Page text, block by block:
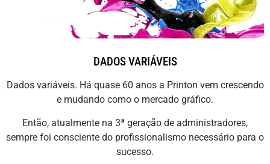
DADOS VARIÁVEIS
Dados variáveis. Há quase 60 anos a Printon vem crescendo
e mudando como o mercado gráfico.
Então, atualmente na 3ª geração de administradores,
sempre foi consciente do profissionalismo necessário para o
sucesso.